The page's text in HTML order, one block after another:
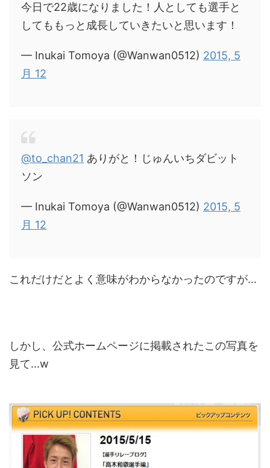
今日で22歳になりました！人としても選手と
してももっと成長していきたいと思います！
— Inukai Tomoya (@Wanwan0512) 2015, 5
月 12
@to_chan21 ありがと！じゅんいちダビット
ソン
— Inukai Tomoya (@Wanwan0512) 2015, 5
月 12
これだけだとよく意味がわからなかったのですが…
しかし、公式ホームページに掲載されたこの写真を
見て...w